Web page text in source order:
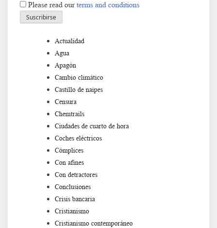
Please read ourterms and conditions
Actualidad
Agua
Apagón
Cambio climático
Castillo de naipes
Censura
Chemtrails
Ciudades de cuarto de hora
Coches eléctricos
Cómplices
Con afines
Con detractores
Conclusiones
Crisis bancaria
Cristianismo
Cristianismo contemporáneo